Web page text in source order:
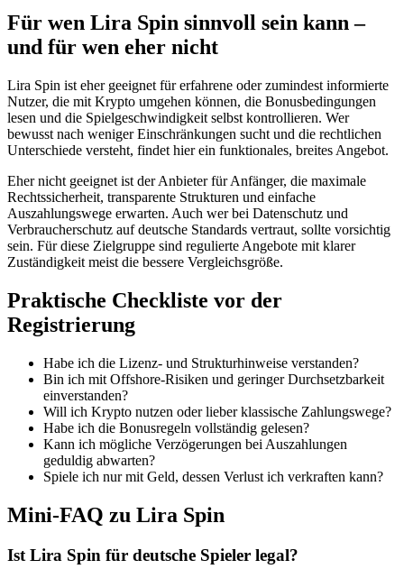
Für wen Lira Spin sinnvoll sein kann –
und für wen eher nicht
Lira Spin ist eher geeignet für erfahrene oder zumindest informierte
Nutzer, die mit Krypto umgehen können, die Bonusbedingungen
lesen und die Spielgeschwindigkeit selbst kontrollieren. Wer
bewusst nach weniger Einschränkungen sucht und die rechtlichen
Unterschiede versteht, findet hier ein funktionales, breites Angebot.
Eher nicht geeignet ist der Anbieter für Anfänger, die maximale
Rechtssicherheit, transparente Strukturen und einfache
Auszahlungswege erwarten. Auch wer bei Datenschutz und
Verbraucherschutz auf deutsche Standards vertraut, sollte vorsichtig
sein. Für diese Zielgruppe sind regulierte Angebote mit klarer
Zuständigkeit meist die bessere Vergleichsgröße.
Praktische Checkliste vor der
Registrierung
Habe ich die Lizenz- und Strukturhinweise verstanden?
Bin ich mit Offshore-Risiken und geringer Durchsetzbarkeit
einverstanden?
Will ich Krypto nutzen oder lieber klassische Zahlungswege?
Habe ich die Bonusregeln vollständig gelesen?
Kann ich mögliche Verzögerungen bei Auszahlungen
geduldig abwarten?
Spiele ich nur mit Geld, dessen Verlust ich verkraften kann?
Mini-FAQ zu Lira Spin
Ist Lira Spin für deutsche Spieler legal?